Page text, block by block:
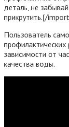
деталь, не
прикрутить.[/
Пользователь
зависимости от
качества воды.